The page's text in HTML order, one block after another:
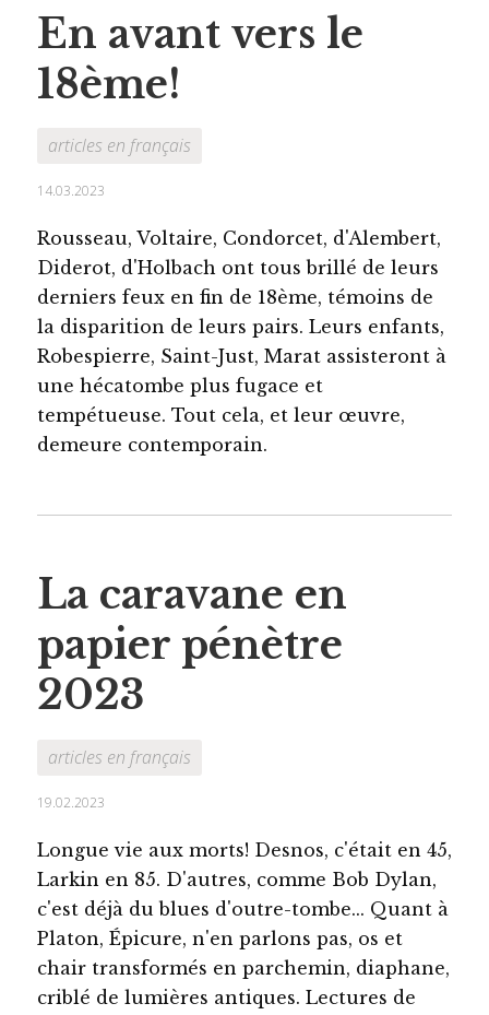
En avant vers le
18ème!
articles en français
14.03.2023
Rousseau, Voltaire, Condorcet, d'Alembert,
Diderot, d'Holbach ont tous brillé de leurs
derniers feux en fin de 18ème, témoins de
la disparition de leurs pairs. Leurs enfants,
Robespierre, Saint-Just, Marat assisteront à
une hécatombe plus fugace et
tempétueuse. Tout cela, et leur œuvre,
demeure contemporain.
La caravane en
papier pénètre
2023
articles en français
19.02.2023
Longue vie aux morts! Desnos, c'était en 45,
Larkin en 85. D'autres, comme Bob Dylan,
c'est déjà du blues d'outre-tombe... Quant à
Platon, Épicure, n'en parlons pas, os et
chair transformés en parchemin, diaphane,
criblé de lumières antiques. Lectures de